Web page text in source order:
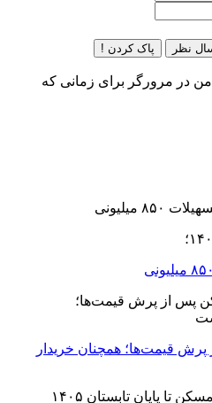
نظر پاک کردن !
من در مرورگر برای زمانی که
قیمت‌ها؛ همچنان خریدار